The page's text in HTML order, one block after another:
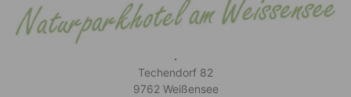
.
Techendorf 82
9762 Weißensee